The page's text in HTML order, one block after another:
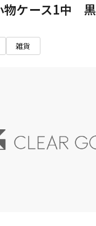
物ケース1中 黒
雑貨